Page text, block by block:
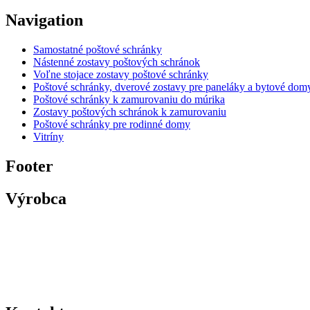
Navigation
Samostatné poštové schránky
Nástenné zostavy poštových schránok
Voľne stojace zostavy poštové schránky
Poštové schránky, dverové zostavy pre paneláky a bytové
Poštové schránky k zamurovaniu do múrika
Zostavy poštových schránok k zamurovaniu
Poštové schránky pre rodinné domy
Vitríny
Footer
Výrobca